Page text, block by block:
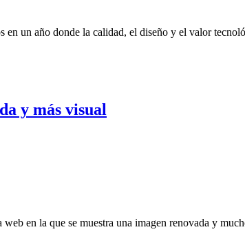
en un año donde la calidad, el diseño y el valor
y más visual
en la que se muestra una imagen renovada y